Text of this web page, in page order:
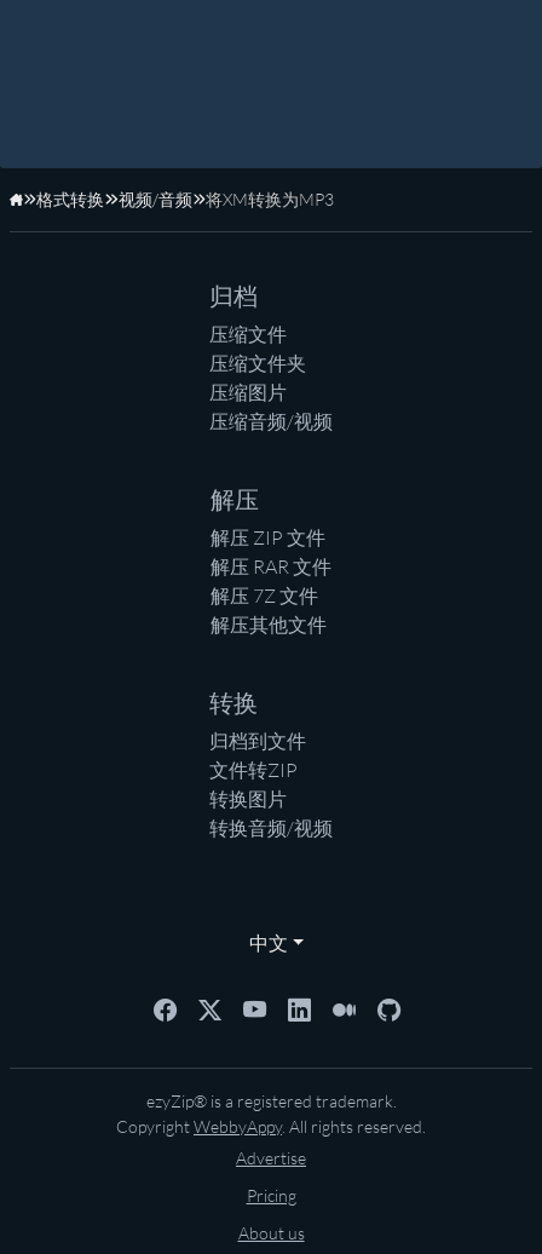
主页
格式转换 视频/音频 将XM转换为MP3
归档
压缩文件
压缩文件夹
压缩图片
压缩音频/视频
解压
解压 ZIP 文件
解压 RAR 文件
解压 7Z 文件
解压其他文件
转换
归档到文件
文件转ZIP
转换图片
转换音频/视频
中文
ezyZip® is a registered trademark.
CopyrightWebbyAppy. All rights reserved.
Advertise
Pricing
About us